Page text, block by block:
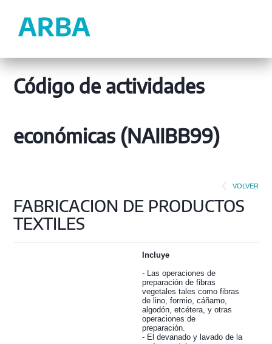
Código de actividades
económicas (NAIIBB99)
VOLVER
FABRICACION DE PRODUCTOS
TEXTILES
Incluye
- Las operaciones de
preparación de fibras
vegetales tales como fibras
de lino, formio, cáñamo,
algodón, etcétera, y otras
operaciones de
preparación.
- El devanado y lavado de la